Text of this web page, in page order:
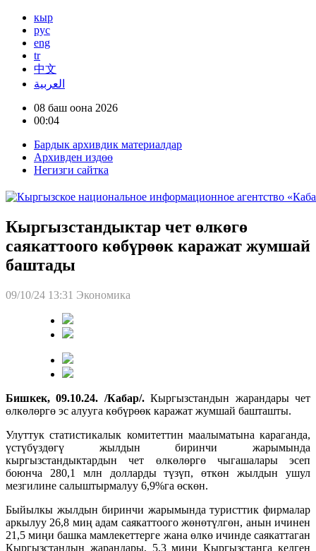
кыр
рус
eng
tr
中文
العربية
08 баш оона 2026
00:04
Бардык архивдик материалдар
Архивден издөө
Негизги сайтка
Кыргызстандыктар чет өлкөгө
саякаттоого көбүрөөк каражат жумшай
баштады
09/10/24 13:31 Экономика
Бишкек, 09.10.24. /Кабар/.Кыргызстандын жарандары чет
өлкөлөргө эс алууга көбүрөөк каражат жумшай башташты.
Улуттук статистикалык комитеттин маалыматына караганда,
үстүбүздөгү жылдын биринчи жарымында
кыргызстандыктардын чет өлкөлөргө чыгашалары эсеп
боюнча 280,1 млн долларды түзүп, өткөн жылдын ушул
мезгилине салыштырмалуу 6,9%га өскөн.
Быйылкы жылдын биринчи жарымында туристтик фирмалар
аркылуу 26,8 миң адам саякаттоого жөнөтүлгөн, анын ичинен
21,5 миңи башка мамлекеттерге жана өлкө ичинде саякаттаган
Кыргызстандын жарандары, 5,3 миңи Кыргызстанга келген